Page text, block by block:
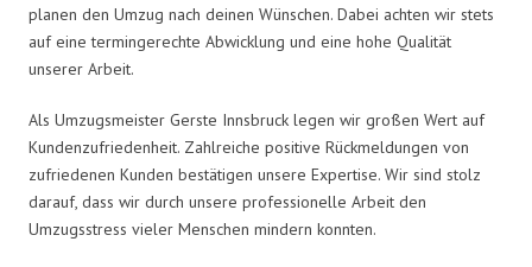
planen den Umzug nach deinen Wünschen. Dabei achten wir stets
auf eine termingerechte Abwicklung und eine hohe Qualität
unserer Arbeit.
Als Umzugsmeister Gerste Innsbruck legen wir großen Wert auf
Kundenzufriedenheit. Zahlreiche positive Rückmeldungen von
zufriedenen Kunden bestätigen unsere Expertise. Wir sind stolz
darauf, dass wir durch unsere professionelle Arbeit den
Umzugsstress vieler Menschen mindern konnten.